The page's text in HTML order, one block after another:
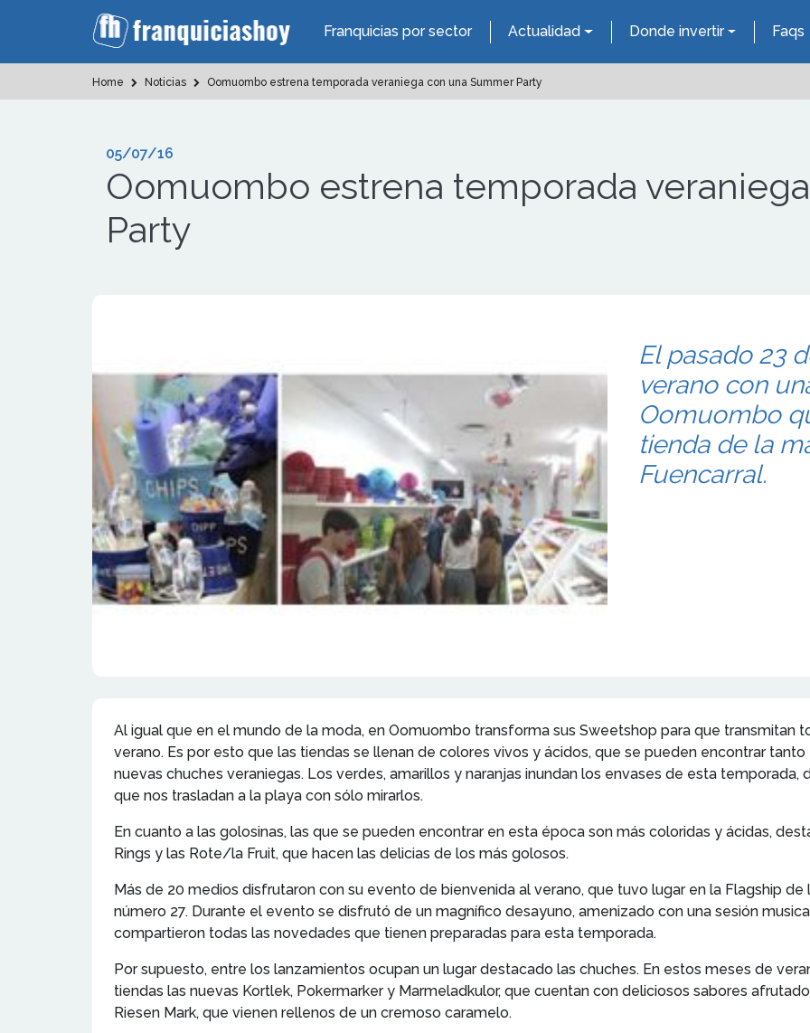
Franquicias por sector Actualidad Donde invertir Faqs
Home Noticias Oomuombo estrena temporada veraniega con una Summer Party
05/07/16
Oomuombo estrena temporada
Party
El pasado 23
verano con
Oomuombo
tienda de la
Fuencarral.
Al igual que en el mundo de la moda, en Oomuombo transforma sus Sweetshop para que transmitan
verano. Es por esto que las tiendas se llenan de colores vivos y ácidos, que se pueden encontrar
nuevas chuches veraniegas. Los verdes, amarillos y naranjas inundan los envases de esta
que nos trasladan a la playa con sólo mirarlos.
En cuanto a las golosinas, las que se pueden encontrar en esta época son más coloridas y ácidas,
Rings y las Rote/la Fruit, que hacen las delicias de los más golosos.
Más de 20 medios disfrutaron con su evento de bienvenida al verano, que tuvo lugar en la Flagship de
número 27. Durante el evento se disfrutó de un magnífico desayuno, amenizado con una sesión
compartieron todas las novedades que tienen preparadas para esta temporada.
Por supuesto, entre los lanzamientos ocupan un lugar destacado las chuches. En estos meses de
tiendas las nuevas Kortlek, Pokermarker y Marmeladkulor, que cuentan con deliciosos sabores
Riesen Mark, que vienen rellenos de un cremoso caramelo.